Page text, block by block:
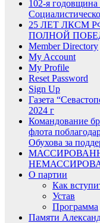
102-я
25 ЛЕТ ЛКСМ
ПОЛНОЙ
Member Directory
My Account
My Profile
Reset Password
Sign Up
Газета
2024 г
Командование
флота
Обухова за
О партии
Как
Устав
Программа
Памяти